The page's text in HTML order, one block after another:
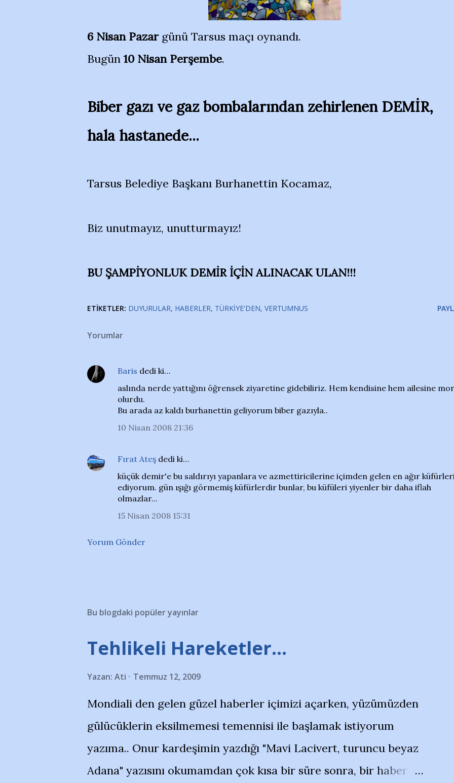
6 Nisan Pazargünü Tarsus maçı oynandı.
Bugün 10 Nisan Perşembe.
Biber gazı ve gaz bombalarından zehirlenen DEMİR,
hala hastanede...
Tarsus Belediye Başkanı Burhanettin Kocamaz,
Biz unutmayız, unutturmayız!
BU ŞAMPİYONLUK DEMİR İÇİN ALINACAK ULAN!!!
ETIKETLER: DUYURULAR HABERLER TÜRKIYE'DEN VERTUMNUS
Yorumlar
Baris dedi ki…
aslında nerde yattığını öğrensek ziyaretine gidebiliriz. Hem kendisine hem ailesine
olurdu.
Bu arada az kaldı burhanettin geliyorum biber gazıyla..
10 Nisan 2008 21:36
Fırat Ateş dedi ki…
küçük demir'e bu saldırıyı yapanlara ve azmettiricilerine içimden gelen en ağır
ediyorum. gün ışığı görmemiş küfürlerdir bunlar, bu küfüleri yiyenler bir daha iflah
olmazlar...
15 Nisan 2008 15:31
Yorum Gönder
Bu blogdaki popüler yayınlar
Tehlikeli Hareketler...
Yazan: Ati Temmuz 12, 2009
Mondiali den gelen güzel haberler içimizi açarken, yüzümüzden
gülücüklerin eksilmemesi temennisi ile başlamak istiyorum
yazıma.. Onur kardeşimin yazdığı "Mavi Lacivert, turuncu beyaz
Adana" yazısını okumamdan çok kısa bir süre sonra, bir haber